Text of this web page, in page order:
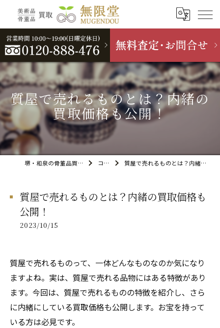
質屋で売れるものとは？内緒の
買取価格も公開！
堺・和泉の骨董品買取なら無限堂 コラム 質屋で売れるものとは？内緒の買取価格も公開！
質屋で売れるものとは？内緒の買取価格も
公開！
2023/10/15
質屋で売れるものって、一体どんなものなのか気になり
ますよね。実は、質屋で売れる品物にはある特徴があり
ます。今回は、質屋で売れるものの特徴を紹介し、さら
に内緒にしている買取価格も公開します。お宝を持って
いる方は必見です。